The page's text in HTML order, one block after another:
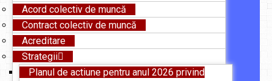
Acord colectiv de muncă
Contract colectiv de muncă
Acreditare
Strategii
Planul de actiune pentru anul 2026 privind